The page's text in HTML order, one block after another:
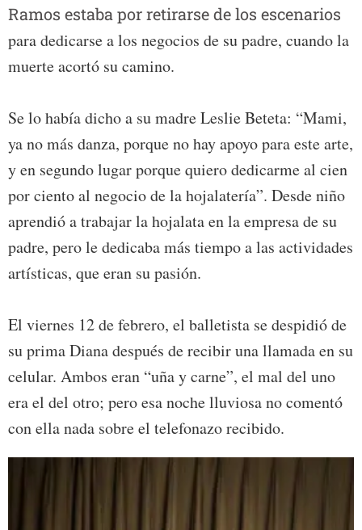
Ramos estaba por retirarse de los escenarios
para dedicarse a los negocios de su padre, cuando la
muerte acortó su camino.
Se lo había dicho a su madre Leslie Beteta: “Mami,
ya no más danza, porque no hay apoyo para este arte,
y en segundo lugar porque quiero dedicarme al cien
por ciento al negocio de la hojalatería”. Desde niño
aprendió a trabajar la hojalata en la empresa de su
padre, pero le dedicaba más tiempo a las actividades
artísticas, que eran su pasión.
El viernes 12 de febrero, el balletista se despidió de
su prima Diana después de recibir una llamada en su
celular. Ambos eran “uña y carne”, el mal del uno
era el del otro; pero esa noche lluviosa no comentó
con ella nada sobre el telefonazo recibido.